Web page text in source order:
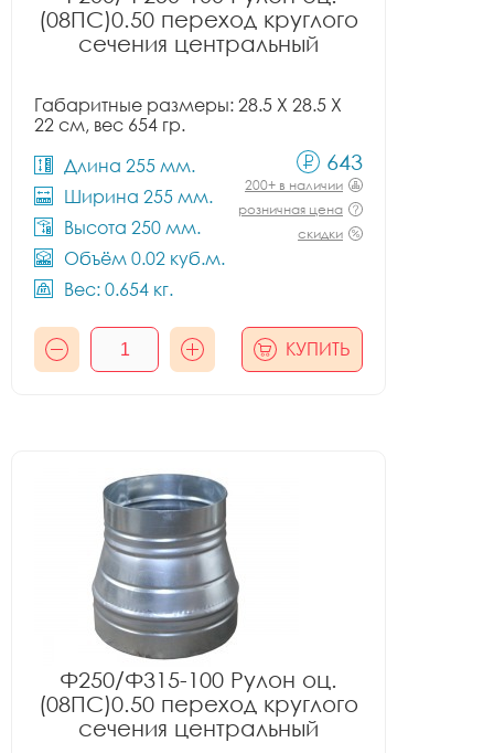
(08ПС)0.50 переход круглого
сечения центральный
Габаритные размеры: 28.5 X 28.5 X
22 см, вес 654 гр.
Длина 255 мм.
Ширина 255 мм.
Высота 250 мм.
Объём 0.02 куб.м.
Вес: 0.654 кг.
643
200+ в наличии
розничная цена
скидки
КУПИТЬ
Ф250/Ф315-100 Рулон оц.
(08ПС)0.50 переход круглого
сечения центральный